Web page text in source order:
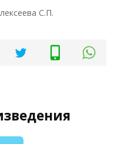
С.П.